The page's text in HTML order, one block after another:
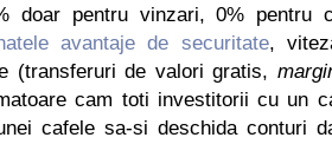
doar pentru vinzari, 0% pentru
avantaje de securitate,
(transferuri de valori gratis,
cam toti investitorii cu un
cafele sa-si deschida conturi